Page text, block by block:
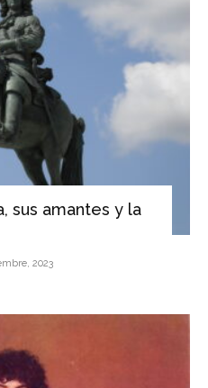
sus amantes y la
2023